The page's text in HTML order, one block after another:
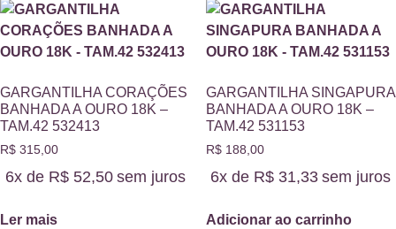
GARGANTILHA CORAÇÕES
BANHADA A OURO 18K –
TAM.42 532413
R$ 315,00
6x de R$52,50 sem juros
Ler mais
GARGANTILHA SINGAPURA
BANHADA A OURO 18K –
TAM.42 531153
R$188,00
6x de R$ 31,33 sem juros
Adicionar ao carrinho